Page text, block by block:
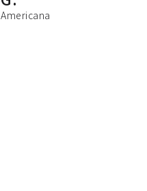
Americana